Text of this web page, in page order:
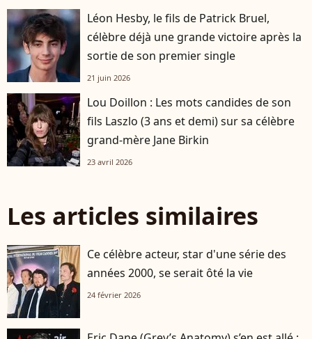
Léon Hesby, le fils de Patrick Bruel,
célèbre déjà une grande victoire après la
sortie de son premier single
21 juin 2026
Lou Doillon : Les mots candides de son
fils Laszlo (3 ans et demi) sur sa célèbre
grand-mère Jane Birkin
23 avril 2026
Les articles similaires
Ce célèbre acteur, star d'une série des
années 2000, se serait ôté la vie
24 février 2026